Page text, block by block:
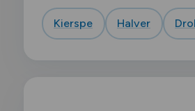
Kierspe Halver